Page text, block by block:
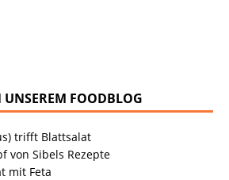
UNSEREM FOODBLOG
trifft Blattsalat
von Sibels Rezepte
mit Feta